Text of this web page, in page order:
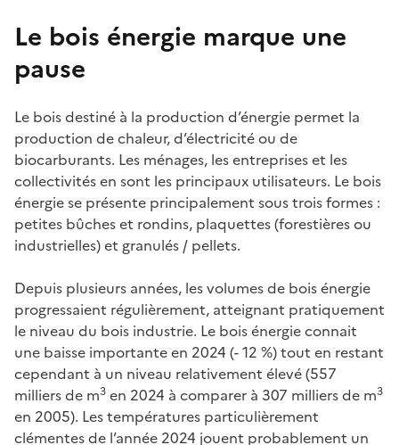
Le bois énergie marque une
pause
Le bois destiné à la production d’énergie permet la
production de chaleur, d’électricité ou de
biocarburants. Les ménages, les entreprises et les
collectivités en sont les principaux utilisateurs. Le bois
énergie se présente principalement sous trois formes :
petites bûches et rondins, plaquettes (forestières ou
industrielles) et granulés / pellets.
Depuis plusieurs années, les volumes de bois énergie
progressaient régulièrement, atteignant pratiquement
le niveau du bois industrie. Le bois énergie connait
une baisse importante en 2024 (- 12 %) tout en restant
cependant à un niveau relativement élevé (557
milliers de m3 en 2024 à comparer à 307 milliers de m3
en 2005). Les températures particulièrement
clémentes de l’année 2024 jouent probablement un